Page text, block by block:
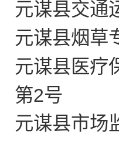
元谋县交通
元谋县烟草
元谋县医疗
第2号
元谋县市场